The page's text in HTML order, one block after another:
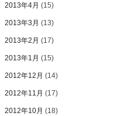
2013年4月 (15)
2013年3月 (13)
2013年2月 (17)
2013年1月 (15)
2012年12月 (14)
2012年11月 (17)
2012年10月 (18)